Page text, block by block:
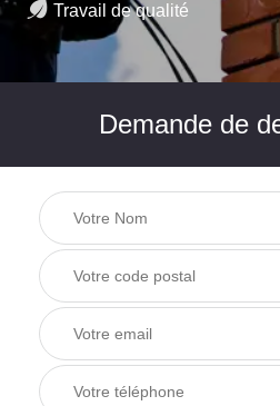
Travail de qualité
Demande de